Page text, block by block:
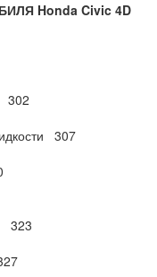
Honda Civic 4D
302
307
323